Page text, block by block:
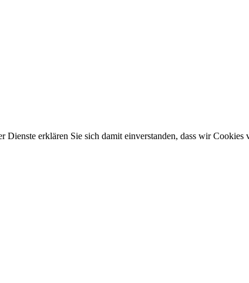
erklären Sie sich damit einverstanden, dass wir Cookies